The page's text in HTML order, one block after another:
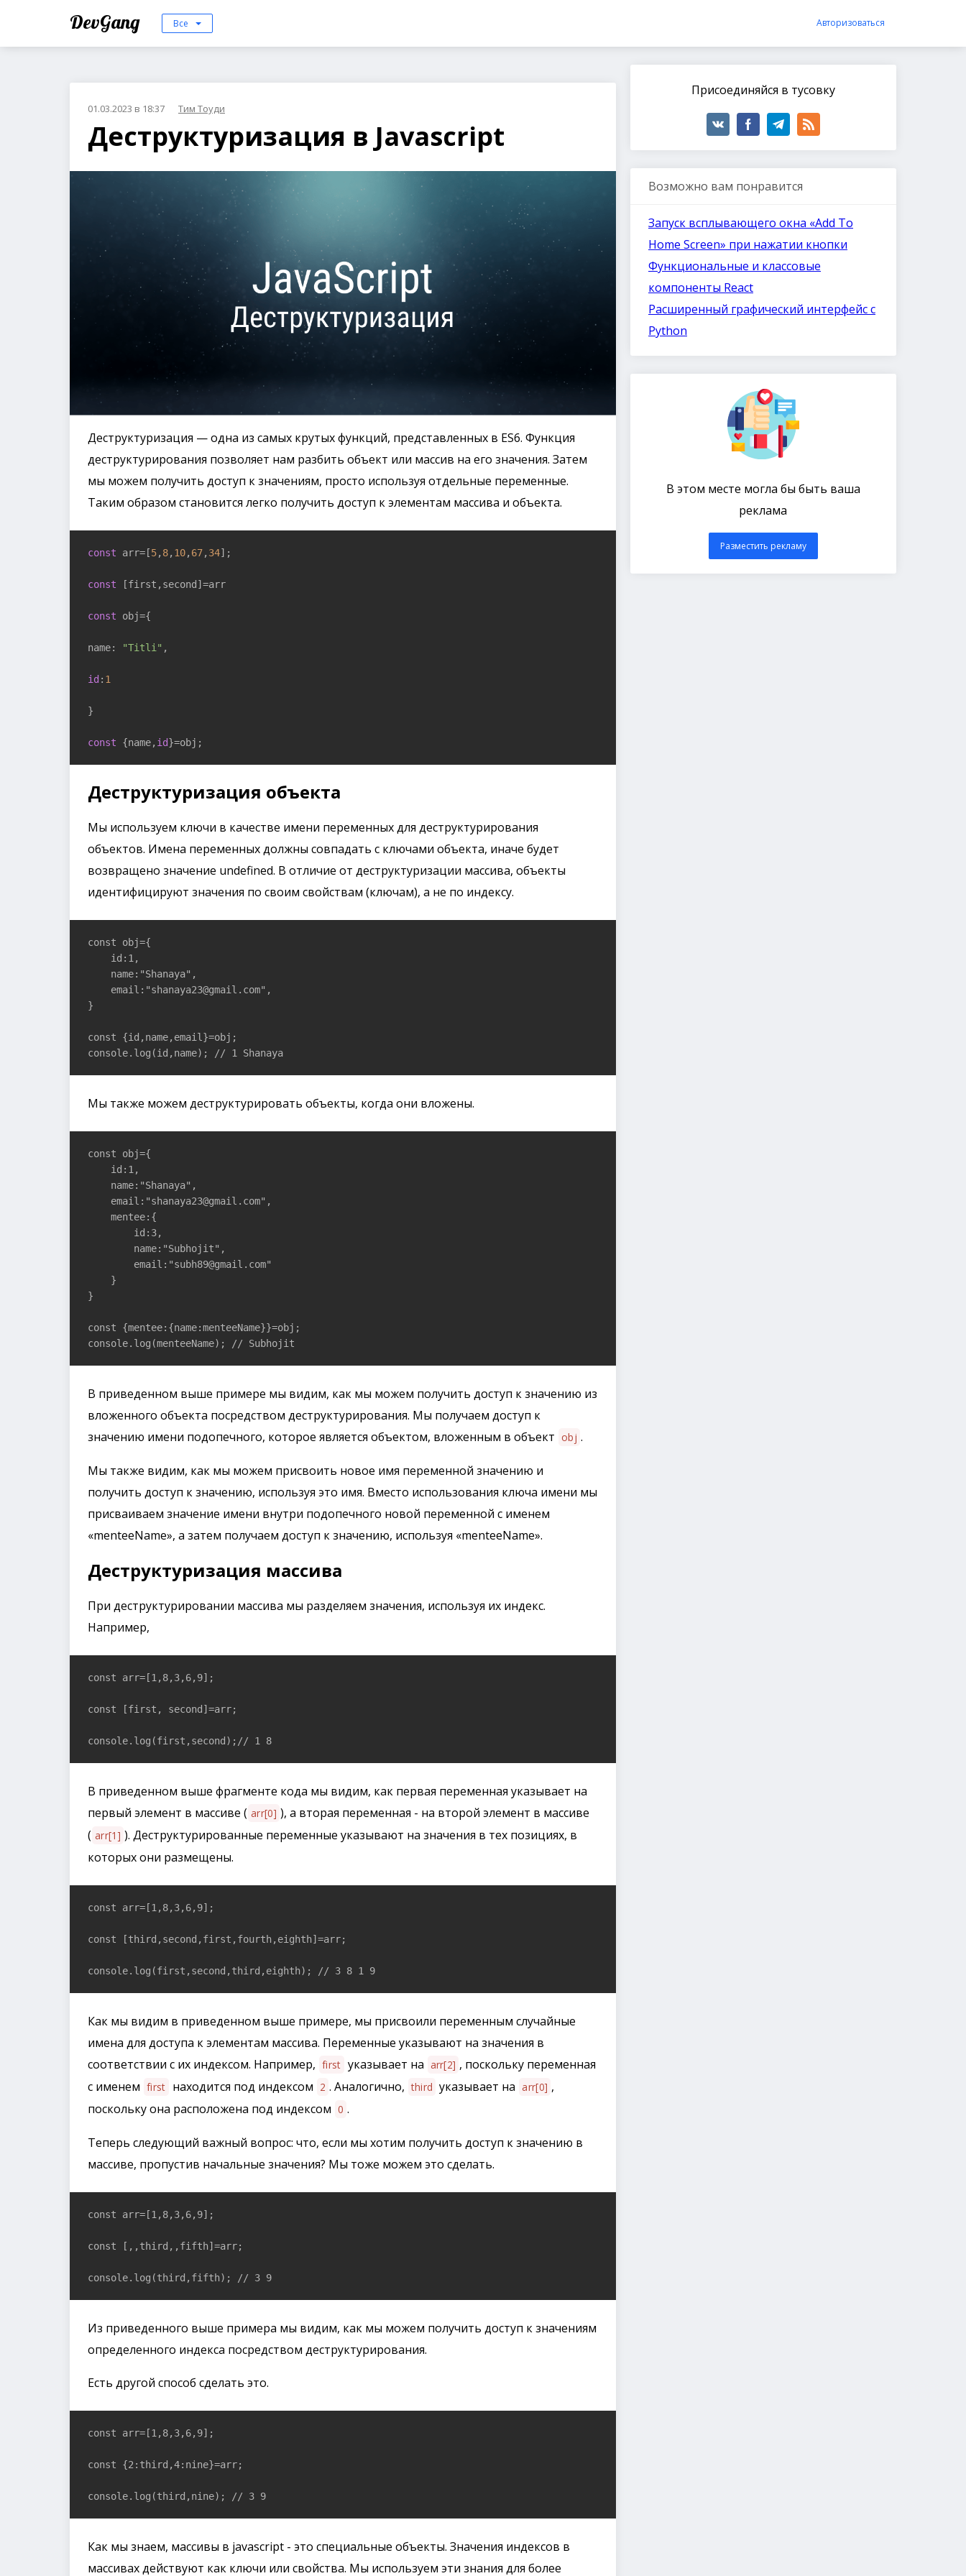
DevGang Все Авторизоваться
01.03.2023 в 18:37 Тим Тоуди
Деструктуризация в Javascript
Деструктуризация — одна из самых крутых функций, представленных в ES6. Функция
деструктурирования позволяет нам разбить объект или массив на его значения. Затем
мы можем получить доступ к значениям, просто используя отдельные переменные.
Таким образом становится легко получить доступ к элементам массива и объекта.
const arr=[5, 8, 10, 67, 34];
const [first,second]=arr
const obj={
name: "Titli" ,
id : 1
}
const {name, id}=obj;
Деструктуризация объекта
Мы используем ключи в качестве имени переменных для деструктурирования
объектов. Имена переменных должны совпадать с ключами объекта, иначе будет
возвращено значение undefined. В отличие от деструктуризации массива, объекты
идентифицируют значения по своим свойствам (ключам), а не по индексу.
const obj={
    id:1,
    name:"Shanaya",
    email:"shanaya23@gmail.com",
}
const {id,name,email}=obj;
console.log(id,name); // 1 Shanaya
Мы также можем деструктурировать объекты, когда они вложены.
const obj={
    id:1,
    name:"Shanaya",
    email:"shanaya23@gmail.com",
    mentee:{
        id:3,
        name:"Subhojit",
        email:"subh89@gmail.com"
    }
}
const {mentee:{name:menteeName}}=obj;
console.log(menteeName); // Subhojit
В приведенном выше примере мы видим, как мы можем получить доступ к значению из
вложенного объекта посредством деструктурирования. Мы получаем доступ к
значению имени подопечного, которое является объектом, вложенным в объект obj .
Мы также видим, как мы можем присвоить новое имя переменной значению и
получить доступ к значению, используя это имя. Вместо использования ключа имени мы
присваиваем значение имени внутри подопечного новой переменной с именем
«menteeName», а затем получаем доступ к значению, используя «menteeName».
Деструктуризация массива
При деструктурировании массива мы разделяем значения, используя их индекс.
Например,
const arr=[1,8,3,6,9];
const [first, second]=arr;
console.log(first,second);// 1 8
В приведенном выше фрагменте кода мы видим, как первая переменная указывает на
первый элемент в массиве ( arr[0] ), а вторая переменная - на второй элемент в массиве
( arr[1] ). Деструктурированные переменные указывают на значения в тех позициях, в
которых они размещены.
const arr=[1,8,3,6,9];
const [third,second,first,fourth,eighth]=arr;
console.log(first,second,third,eighth); // 3 8 1 9
Как мы видим в приведенном выше примере, мы присвоили переменным случайные
имена для доступа к элементам массива. Переменные указывают на значения в
соответствии с их индексом. Например, first указывает на arr[2] , поскольку переменная
с именем first находится под индексом 2 . Аналогично, third указывает на arr[0] ,
поскольку она расположена под индексом 0 .
Теперь следующий важный вопрос: что, если мы хотим получить доступ к значению в
массиве, пропустив начальные значения? Мы тоже можем это сделать.
const arr=[1,8,3,6,9];
const [,,third,,fifth]=arr;
console.log(third,fifth); // 3 9
Из приведенного выше примера мы видим, как мы можем получить доступ к значениям
определенного индекса посредством деструктурирования.
Есть другой способ сделать это.
const arr=[1,8,3,6,9];
const {2:third,4:nine}=arr;
console.log(third,nine); // 3 9
Как мы знаем, массивы в javascript - это специальные объекты. Значения индексов в
массивах действуют как ключи или свойства. Мы используем эти знания для более
Присоединяйся в тусовку
Возможно вам понравится
Запуск всплывающего окна «Add To
Home Screen» при нажатии кнопки
Функциональные и классовые
компоненты React
Расширенный графический интерфейс с
Python
В этом месте могла бы быть ваша
реклама
Разместить рекламу